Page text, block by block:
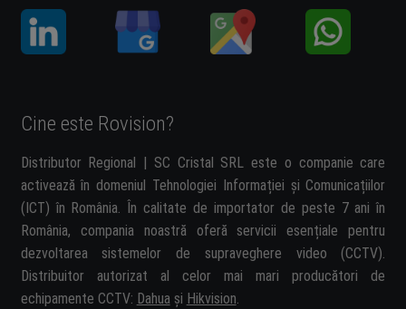
Cine este Rovision?
Distributor Regional | SC Cristal SRL este o companie care
activează în domeniul Tehnologiei Informației și Comunicațiilor
(ICT) în România. În calitate de importator de peste 7 ani în
România, compania noastră oferă servicii esențiale pentru
dezvoltarea sistemelor de supraveghere video (CCTV).
Distribuitor autorizat al celor mai mari producători de
echipamente CCTV: Dahua și Hikvision.